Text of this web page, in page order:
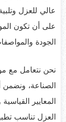
عالي للعزل
على أن تكون
الجودة
نحن نتعامل مع
الصناعة، ونضمن
المعايير
العزل تناسب